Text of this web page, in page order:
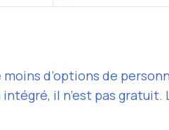
d’options de
il n’est pas